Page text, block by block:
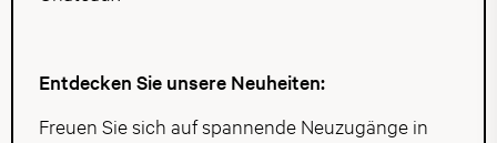
Entdecken Sie unsere Neuheiten:
Freuen Sie sich auf spannende Neuzugänge in